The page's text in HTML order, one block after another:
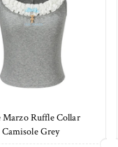
Marzo Ruffle Collar
Camisole Grey